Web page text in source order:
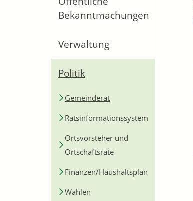
Bekanntmachungen
Verwaltung
Politik
Gemeinderat
Ratsinformationssystem
Ortsvorsteher und
Ortschaftsräte
Finanzen/Haushaltsplan
Wahlen